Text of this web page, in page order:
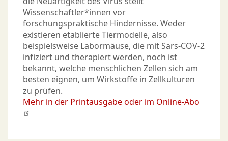
Wissenschaftler*innen vor
forschungspraktische Hindernisse. Weder
existieren etablierte Tiermodelle, also
beispielsweise Labormäuse, die mit Sars-COV-2
infiziert und therapiert werden, noch ist
bekannt, welche menschlichen Zellen sich am
besten eignen, um Wirkstoffe in Zellkulturen
zu prüfen.
Mehr in der Printausgabe oder im Online-Abo